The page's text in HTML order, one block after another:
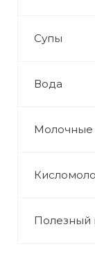
Супы
Вода
Молочные
Полезный